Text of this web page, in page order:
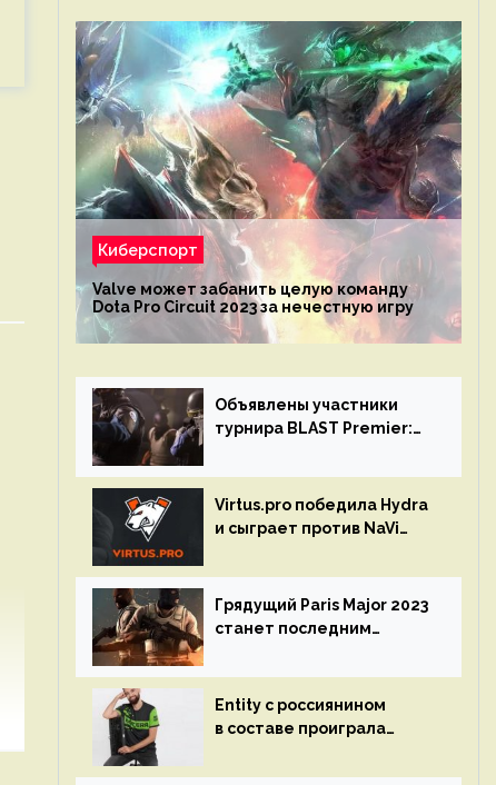
Киберспорт
Valve может забанить целую команду
Dota Pro Circuit 2023 за нечестную игру
Объявлены участники
турнира BLAST Premier:
Virtus.pro победила Hydra
и сыграет против NaVi
Circuit
Грядущий Paris Major 2023
станет последним
GO
Entity с россиянином
в составе проиграла
Circuit 2023